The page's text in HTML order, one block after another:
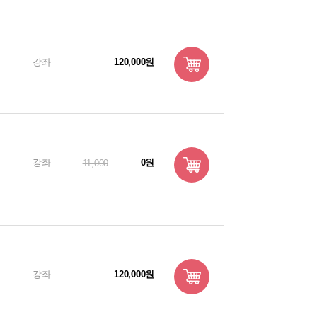
강좌 120,000원
강좌 11,000 0원
강좌 120,000원